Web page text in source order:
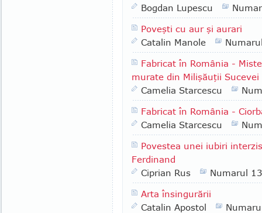
Bogdan Lupescu
Poveşti cu aur şi aurari
Catalin Manole
Fabricat în România -
murate din Milişăuţii Sucevei
Camelia Starcescu
Fabricat în România -
Camelia Starcescu
Povestea unei iubiri
Ferdinand
Ciprian Rus
Numarul
Arta însingurării
Catalin Apostol